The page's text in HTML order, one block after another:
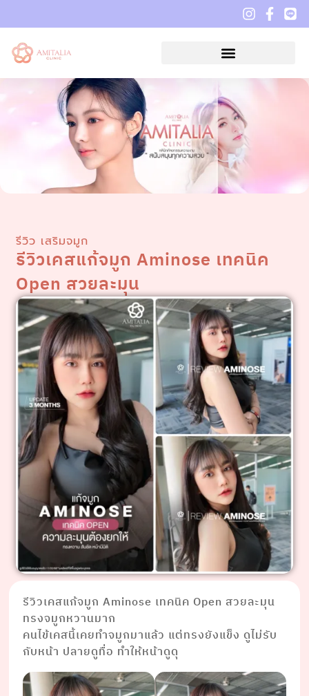
รีวิว เสริมจมูก
รีวิวเคสแก้จมูก Aminose เทคนิค
Open สวยละมุน
รีวิวเคสแก้จมูก Aminose เทคนิค Open สวยละมุน
ทรงจมูกหวานมาก
คนไข้เคสนี้เคยทำจมูกมาแล้ว แต่ทรงยังแข็ง ดูไม่รับ
กับหน้า ปลายดูทื่อ ทำให้หน้าดูดุ